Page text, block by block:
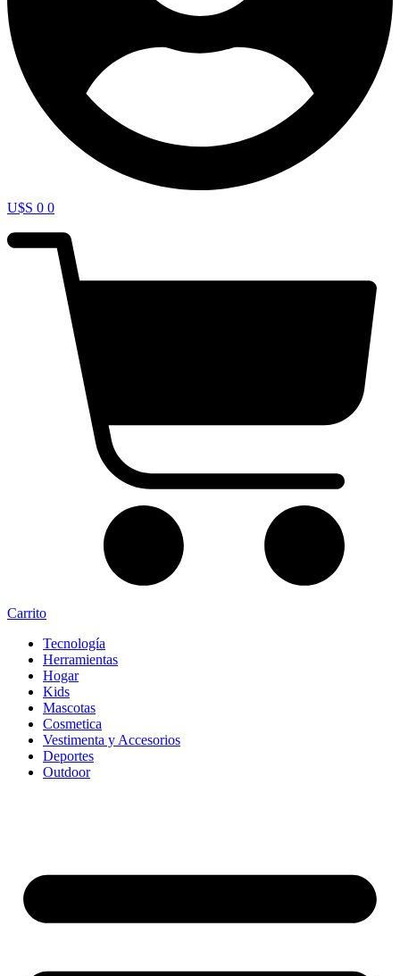
U$S 0 0
Carrito
Tecnología
Herramientas
Hogar
Kids
Mascotas
Cosmetica
Vestimenta y Accesorios
Deportes
Outdoor